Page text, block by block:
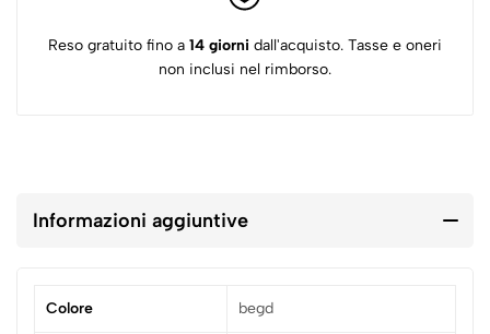
Reso gratuito fino a 14 giorni dall'acquisto. Tasse e oneri
non inclusi nel rimborso.
Informazioni aggiuntive
Colore begd